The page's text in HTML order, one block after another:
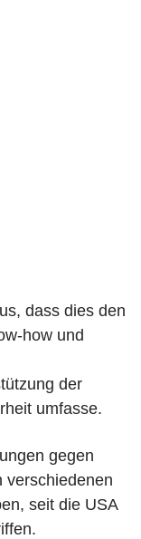
dass dies den
how und
der
umfasse.
gegen
verschiedenen
seit die USA